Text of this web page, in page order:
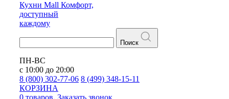
Кухни Mall Комфорт,
доступный
каждому
Поиск
ПН-ВС
с 10:00 до 20:00
8 (800) 302-77-06 8 (499) 348-15-11
КОРЗИНА
0 товаров. Заказать звонок